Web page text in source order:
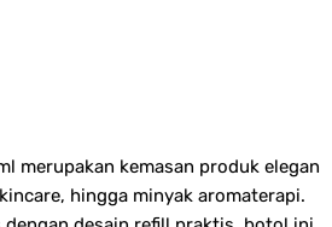
merupakan kemasan produk elegan
hingga minyak aromaterapi.